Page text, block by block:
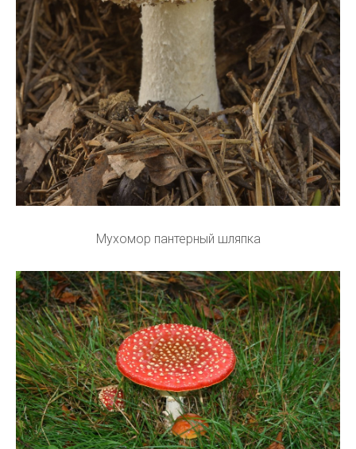
Мухомор пантерный шляпка